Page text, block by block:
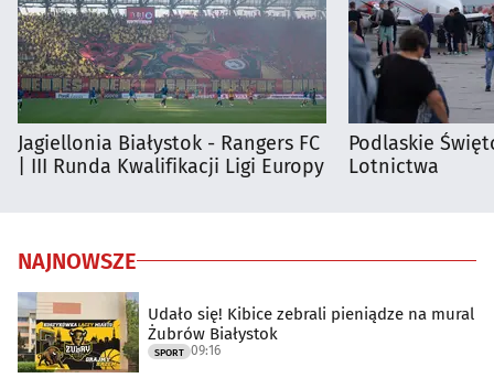
Jagiellonia Białystok - Rangers FC
| III Runda Kwalifikacji Ligi Europy
Podlaskie
Lotnictwa
NAJNOWSZE
Udało się! Kibice zebrali pieniądze na mural
Żubrów Białystok
SPORT 09:16